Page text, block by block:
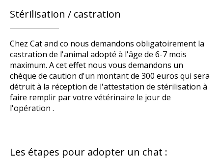
Stérilisation / castration
Chez Cat and co nous demandons obligatoirement la
castration de l'animal adopté à l'âge de 6-7 mois
maximum. A cet effet nous vous demandons un
chèque de caution d'un montant de 300 euros qui sera
détruit à la réception de l'attestation de stérilisation à
faire remplir par votre vétérinaire le jour de
l'opération .
Les étapes pour adopter un chat :